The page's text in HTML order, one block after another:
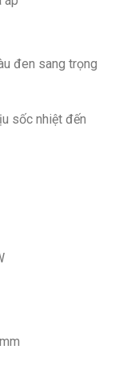
đen sang trọng
sốc nhiệt đến